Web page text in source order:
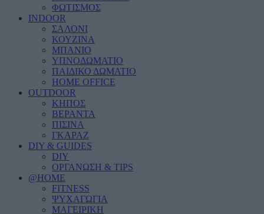
ΦΩΤΙΣΜΟΣ
INDOOR
ΣΑΛΟΝΙ
ΚΟΥΖΙΝΑ
ΜΠΑΝΙΟ
ΥΠΝΟΔΩΜΑΤΙΟ
ΠΑΙΔΙΚΟ ΔΩΜΑΤΙΟ
HOME OFFICE
OUTDOOR
ΚΗΠΟΣ
ΒΕΡΑΝΤΑ
ΠΙΣΙΝΑ
ΓΚΑΡΑΖ
DIY & GUIDES
DIY
ΟΡΓΑΝΩΣΗ & TIPS
@HOME
FITNESS
ΨΥΧΑΓΩΓΙΑ
ΜΑΓΕΙΡΙΚΗ